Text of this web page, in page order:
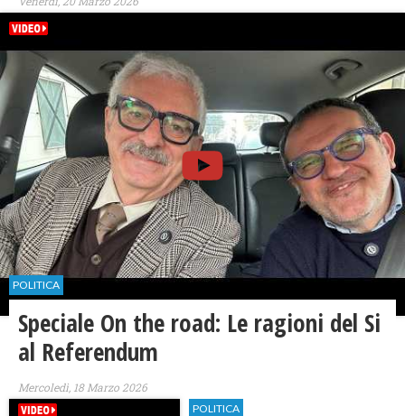
POLITICA
Speciale On the road: Le ragioni del Si
al Referendum
Mercoledì, 18 Marzo 2026
POLITICA